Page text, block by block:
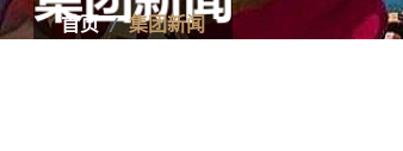
首页 集团新闻